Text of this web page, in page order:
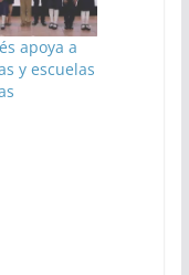
apoya a
y escuelas